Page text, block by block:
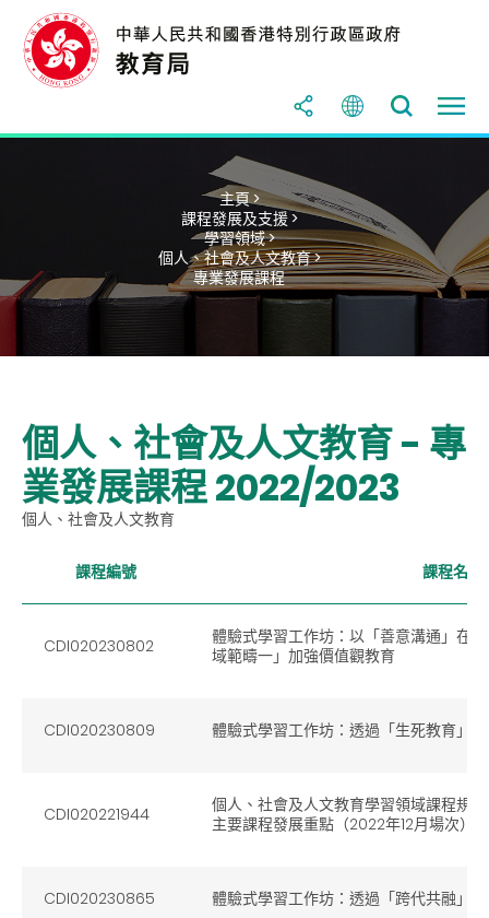
主頁 >
課程發展及支援 >
學習領域 >
個人、社會及人文教育 >
專業發展課程
個人、社會及人文教育 - 專
業發展課程 2022/2023
個人、社會及人文教育
課程編號 課程名稱
CDI020230802
體驗式學習工作坊：以「善意溝通」在
域範疇一」加強價值觀教育
CDI020230809 體驗式學習工作坊：透過「生死教育」
CDI020221944
個人、社會及人文教育學習領域課程規
主要課程發展重點（2022年12月場次）
CDI020230865 體驗式學習工作坊：透過「跨代共融」